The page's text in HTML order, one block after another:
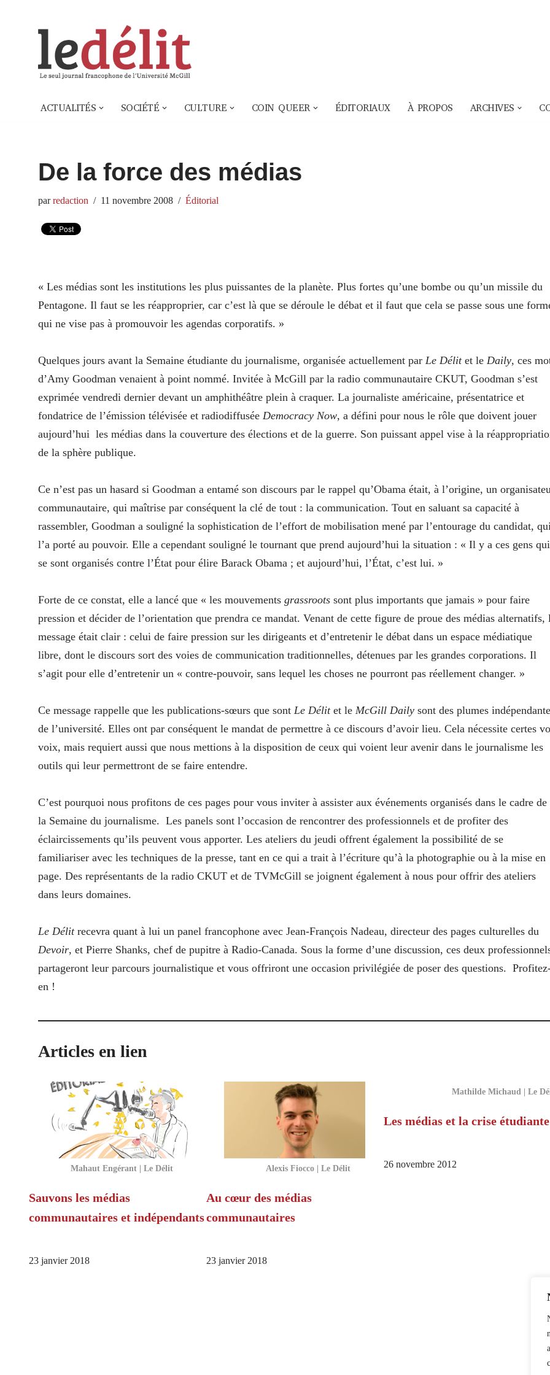
ACTUALITÉS SOCIÉTÉ CULTURE COIN QUEER ÉDITORIAUX À PROPOS ARCHIVES
De la force des médias
parredaction 11 novembre 2008 Éditorial
« Les médias sont les institutions les plus puissantes de la planète. Plus fortes qu’une bombe ou qu’un missile du
Pentagone. Il faut se les réapproprier, car c’est là que se déroule le débat et il faut que cela se passe sous une
qui ne vise pas à promouvoir les agendas corporatifs. »
Quelques jours avant la Semaine étudiante du journalisme, organisée actuellement par Le Délitet le Daily, ces
d’Amy Goodman venaient à point nommé. Invitée à McGill par la radio communautaire CKUT, Goodman s’est
exprimée vendredi dernier devant un amphithéâtre plein à craquer. La journaliste américaine, présentatrice et
fondatrice de l’émission télévisée et radiodiffusée Democracy Now, a défini pour nous le rôle que doivent jouer
aujourd’hui les médias dans la couverture des élections et de la guerre. Son puissant appel vise à la
de la sphère publique.
Ce n’est pas un hasard si Goodman a entamé son discours par le rappel qu’Obama était, à l’origine, un
communautaire, qui maîtrise par conséquent la clé de tout : la communication. Tout en saluant sa capacité à
rassembler, Goodman a souligné la sophistication de l’effort de mobilisation mené par l’entourage du candidat,
l’a porté au pouvoir. Elle a cependant souligné le tournant que prend aujourd’hui la situation : « Il y a ces gens qui
se sont organisés contre l’État pour élire Barack Obama ; et aujourd’hui, l’État, c’est lui. »
Forte de ce constat, elle a lancé que « les mouvements grassroots sont plus importants que jamais » pour faire
pression et décider de l’orientation que prendra ce mandat. Venant de cette figure de proue des médias alternatifs,
message était clair : celui de faire pression sur les dirigeants et d’entretenir le débat dans un espace médiatique
libre, dont le discours sort des voies de communication traditionnelles, détenues par les grandes corporations. Il
s’agit pour elle d’entretenir un « contre-pouvoir, sans lequel les choses ne pourront pas réellement changer. »
Ce message rappelle que les publications-sœurs que sont Le Délitet le McGill Daily sont des plumes
de l’université. Elles ont par conséquent le mandat de permettre à ce discours d’avoir lieu. Cela nécessite certes
voix, mais requiert aussi que nous mettions à la disposition de ceux qui voient leur avenir dans le journalisme les
outils qui leur permettront de se faire entendre.
C’est pourquoi nous profitons de ces pages pour vous inviter à assister aux événements organisés dans le cadre de
la Semaine du journalisme. Les panels sont l’occasion de rencontrer des professionnels et de profiter des
éclaircissements qu’ils peuvent vous apporter. Les ateliers du jeudi offrent également la possibilité de se
familiariser avec les techniques de la presse, tant en ce qui a trait à l’écriture qu’à la photographie ou à la mise en
page. Des représentants de la radio CKUT et de TVMcGill se joignent également à nous pour offrir des ateliers
dans leurs domaines.
Le Délitrecevra quant à lui un panel francophone avec Jean-François Nadeau, directeur des pages culturelles du
Devoir, et Pierre Shanks, chef de pupitre à Radio-Canada. Sous la forme d’une discussion, ces deux
partageront leur parcours journalistique et vous offriront une occasion privilégiée de poser des questions.
en !
Articles en lien
Mahaut Engérant | Le Délit
Sauvons les médias
communautaires et indépendants
23 janvier 2018
Alexis Fiocco | Le Délit
Au cœur des médias
communautaires
23 janvier 2018
Mathilde Michaud | Le
Les médias et la crise étudiante
26 novembre 2012